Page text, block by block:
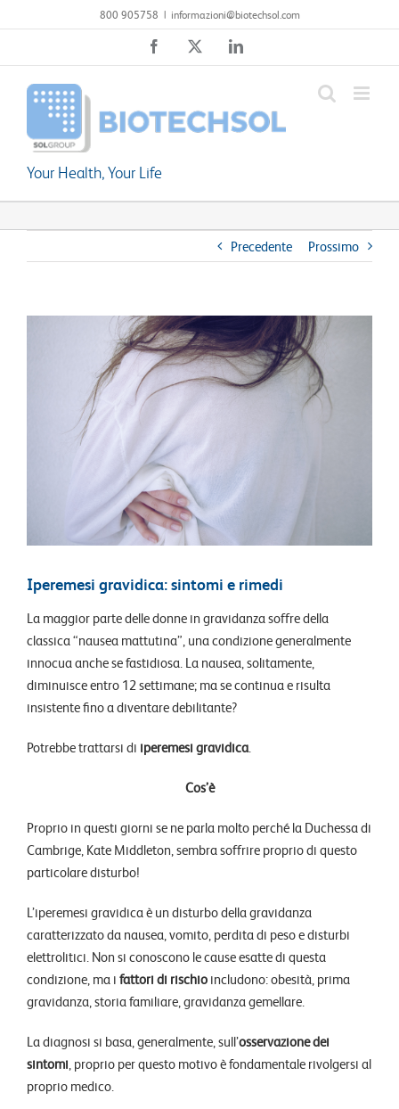
al
800 905758 | informazioni@biotechsol.com
Facebook LinkedIn
Your Health, Your Life
Precedente Prossimo
Iperemesi gravidica: sintomi e rimedi
La maggior parte delle donne in gravidanza soffre della
classica “nausea mattutina”, una condizione generalmente
innocua anche se fastidiosa. La nausea, solitamente,
diminuisce entro 12 settimane; ma se continua e risulta
insistente fino a diventare debilitante?
Potrebbe trattarsi di iperemesi gravidica.
Cos’è
Proprio in questi giorni se ne parla molto perché la Duchessa di
Cambrige, Kate Middleton, sembra soffrire proprio di questo
particolare disturbo!
L’iperemesi gravidica è un disturbo della gravidanza
caratterizzato da nausea, vomito, perdita di peso e disturbi
elettrolitici. Non si conoscono le cause esatte di questa
condizione, ma i fattori di rischio includono: obesità, prima
gravidanza, storia familiare, gravidanza gemellare.
La diagnosi si basa, generalmente, sull’osservazione dei
sintomi, proprio per questo motivo è fondamentale rivolgersi al
proprio medico.